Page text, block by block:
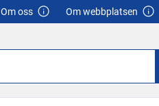
Om oss Om webbplatsen